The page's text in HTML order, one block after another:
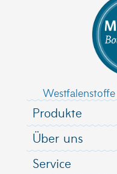
Produkte
Über uns
Service